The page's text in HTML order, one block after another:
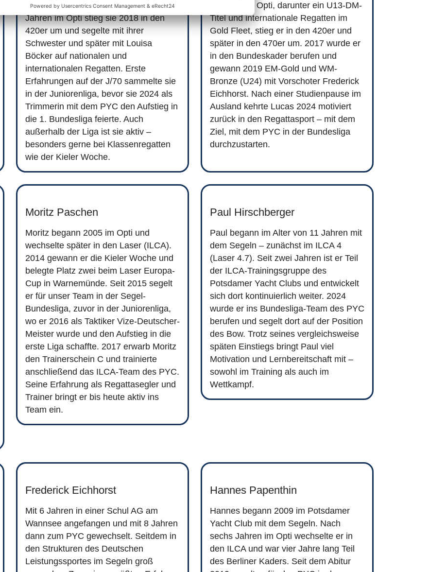
Potsdamer Yacht Club. Nach intensiven
Jahren im Opti stieg sie 2018 in den
420er um und segelte mit ihrer
Schwester und später mit Louisa
Böcker auf nationalen und
internationalen Regatten. Erste
Erfahrungen auf der J/70 sammelte sie
in der Juniorenliga, bevor sie 2024 als
Trimmerin mit dem PYC den Aufstieg in
die 1. Bundesliga feierte. Auch
außerhalb der Liga ist sie aktiv –
besonders gerne bei Klassenregatten
wie der Kieler Woche.
Erfolgen im Opti, darunter ein U13-DM-
Titel und internationale Regatten im
Gold Fleet, stieg er in den 420er und
später in den 470er um. 2017 wurde er
in den Bundeskader berufen und
gewann 2019 EM-Gold und WM-
Bronze (U24) mit Vorschoter Frederick
Eichhorst. Nach einer Studienpause im
Ausland kehrte Lucas 2024 motiviert
zurück in den Regattasport – mit dem
Ziel, mit dem PYC in der Bundesliga
durchzustarten.
Moritz Paschen
Moritz begann 2005 im Opti und
wechselte später in den Laser (ILCA).
2014 gewann er die Kieler Woche und
belegte Platz zwei beim Laser Europa-
Cup in Warnemünde. Seit 2015 segelt
er für unser Team in der Segel-
Bundesliga, zuvor in der Juniorenliga,
wo er 2016 als Taktiker Vize-Deutscher-
Meister wurde und den Aufstieg in die
erste Liga schaffte. 2017 erwarb Moritz
den Trainerschein C und trainierte
anschließend das ILCA-Team des PYC.
Seine Erfahrung als Regattasegler und
Trainer bringt er bis heute aktiv ins
Team ein.
Paul Hirschberger
Paul begann im Alter von 11 Jahren mit
dem Segeln – zunächst im ILCA 4
(Laser 4.7). Seit zwei Jahren ist er Teil
der ILCA-Trainingsgruppe des
Potsdamer Yacht Clubs und entwickelt
sich dort kontinuierlich weiter. 2024
wurde er ins Bundesliga-Team des PYC
berufen und segelt dort auf der Position
des Bow. Trotz seines vergleichsweise
späten Einstiegs bringt Paul viel
Motivation und Lernbereitschaft mit –
sowohl im Training als auch im
Wettkampf.
Frederick Eichhorst
Mit 6 Jahren in einer Schul AG am
Wannsee angefangen und mit 8 Jahren
dann zum PYC gewechselt. Seitdem in
den Strukturen des Deutschen
Leistungssportes im Segeln groß
Hannes Papenthin
Hannes begann 2009 im Potsdamer
Yacht Club mit dem Segeln. Nach
sechs Jahren im Opti wechselte er in
den ILCA und war vier Jahre lang Teil
des Berliner Kaders. Seit dem Abitur